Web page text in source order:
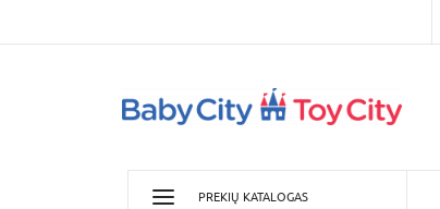
PREKIŲ KATALOGAS